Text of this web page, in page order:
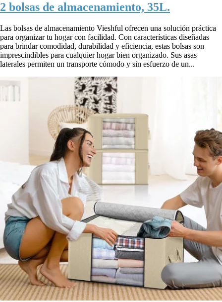
2 bolsas de almacenamiento, 35L.
Las bolsas de almacenamiento Vieshful ofrecen una solución práctica
para organizar tu hogar con facilidad. Con características diseñadas
para brindar comodidad, durabilidad y eficiencia, estas bolsas son
imprescindibles para cualquier hogar bien organizado. Sus asas
laterales permiten un transporte cómodo y sin esfuerzo de un...